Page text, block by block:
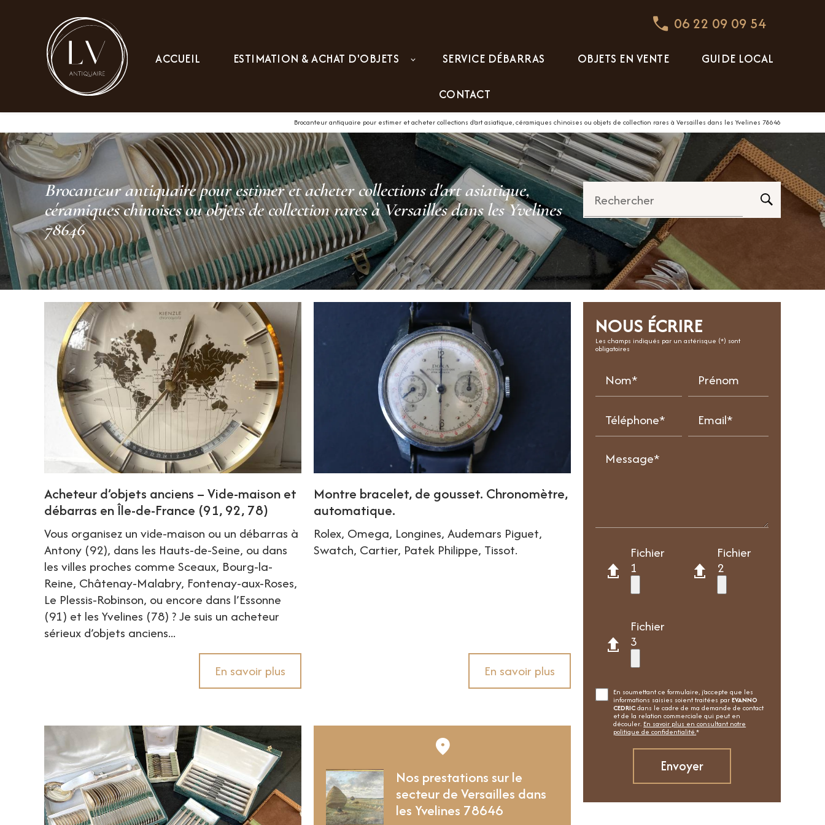
06 22 09 09 54
ACCUEIL ESTIMATION & ACHAT D'OBJETS SERVICE DÉBARRAS OBJETS EN VENTE GUIDE LOCAL
CONTACT
Brocanteur antiquaire pour estimer et acheter collections d'art asiatique, céramiques chinoises ou objets de collection rares à Versailles dans les Yvelines 78646
Brocanteur antiquaire pour estimer et acheter collections d'art asiatique,
céramiques chinoises ou objets de collection rares à Versailles dans les Yvelines
78646
Rechercher
Acheteur d’objets anciens – Vide-maison et
débarras en Île-de-France (91, 92, 78)
Vous organisez un vide-maison ou un débarras à
Antony (92), dans les Hauts-de-Seine, ou dans
les villes proches comme Sceaux, Bourg-la-
Reine, Châtenay-Malabry, Fontenay-aux-Roses,
Le Plessis-Robinson, ou encore dans l’Essonne
(91) et les Yvelines (78) ? Je suis un acheteur
sérieux d’objets anciens...
En savoir plus
Montre bracelet, de gousset. Chronomètre,
automatique.
Rolex, Omega, Longines, Audemars Piguet,
Swatch, Cartier, Patek Philippe, Tissot.
En savoir plus
Nos prestations sur le
secteur de Versailles dans
les Yvelines 78646
NOUS ÉCRIRE
Les champs indiqués par un astérisque (*) sont
obligatoires
Nom* Prénom
Téléphone* Email*
Message*
Fichier
1
Fichier
2
Fichier
3
En soumettant ce formulaire, j'accepte que les
informations saisies soient traitées parEVANNO
CEDRICdans le cadre de ma demande de contact
et de la relation commerciale qui peut en
découler. En savoir plus en consultant notre
politique de confidentialité.*